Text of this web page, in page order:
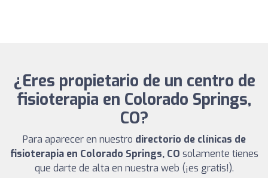
¿Eres propietario de un centro de
fisioterapia en Colorado Springs,
CO?
Para aparecer en nuestro directorio de clínicas de
fisioterapia en Colorado Springs, CO solamente tienes
que darte de alta en nuestra web (¡es gratis!).